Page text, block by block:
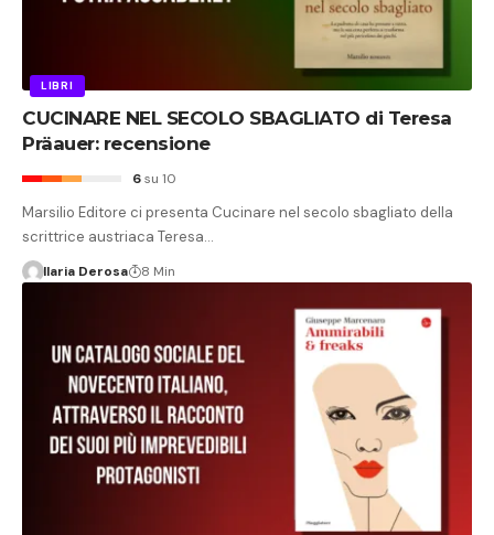
LIBRI
CUCINARE NEL SECOLO SBAGLIATO di Teresa
Präauer: recensione
6su 10
Marsilio Editore ci presenta Cucinare nel secolo sbagliato della
scrittrice austriaca Teresa…
Ilaria Derosa 8 Min